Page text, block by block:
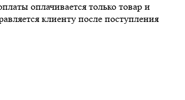
оплачивается только товар и
клиенту после поступления